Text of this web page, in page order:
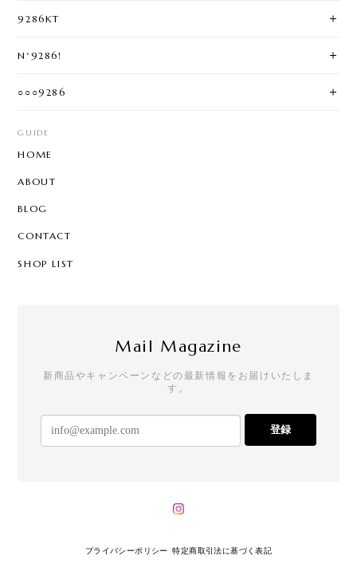
9286KT
N°9286!
○○○9286
GUIDE
HOME
ABOUT
BLOG
CONTACT
SHOP LIST
Mail Magazine
新商品やキャンペーンなどの最新情報をお届けいたしま
す。
登録
プライバシーポリシー 特定商取引法に基づく表記